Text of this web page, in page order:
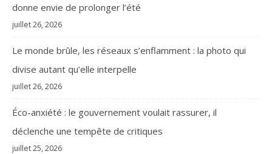
donne envie de prolonger l’été
juillet 26, 2026
Le monde brûle, les réseaux s’enflamment : la photo qui
divise autant qu’elle interpelle
juillet 26, 2026
Éco-anxiété : le gouvernement voulait rassurer, il
déclenche une tempête de critiques
juillet 25, 2026